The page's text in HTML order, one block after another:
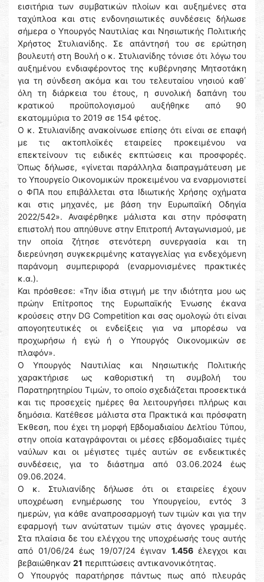
εισιτήρια των συμβατικών πλοίων και αυξημένες στα
ταχύπλοα και στις ενδονησιωτικές συνδέσεις δήλωσε
σήμερα ο Υπουργός Ναυτιλίας και Νησιωτικής Πολιτικής
Χρήστος Στυλιανίδης. Σε απάντησή του σε ερώτηση
βουλευτή στη Βουλή ο κ. Στυλιανίδης τόνισε ότι λόγω του
αυξημένου ενδιαφέροντος της κυβέρνησης Μητσοτάκη
για τη σύνδεση ακόμα και του τελευταίου νησιού καθ΄
όλη τη διάρκεια του έτους, η συνολική δαπάνη του
κρατικού προϋπολογισμού αυξήθηκε από 90
εκατομμύρια το 2019 σε 154 φέτος.
Ο κ. Στυλιανίδης ανακοίνωσε επίσης ότι είναι σε επαφή
με τις ακτοπλοϊκές εταιρείες προκειμένου να
επεκτείνουν τις ειδικές εκπτώσεις και προσφορές.
Όπως δήλωσε, «γίνεται παράλληλα διαπραγμάτευση με
το Υπουργείο Οικονομικών προκειμένου να εναρμονιστεί
ο ΦΠΑ που επιβάλλεται στα Ιδιωτικής Χρήσης οχήματα
και στις μηχανές, με βάση την Ευρωπαϊκή Οδηγία
2022/542». Αναφέρθηκε μάλιστα και στην πρόσφατη
επιστολή που απηύθυνε στην Επιτροπή Ανταγωνισμού, με
την οποία ζήτησε στενότερη συνεργασία και τη
διερεύνηση συγκεκριμένης καταγγελίας για ενδεχόμενη
παράνομη συμπεριφορά (εναρμονισμένες πρακτικές
κ.α.).
Και πρόσθεσε: «Την ίδια στιγμή με την ιδιότητα μου ως
πρώην Επίτροπος της Ευρωπαϊκής Ένωσης έκανα
κρούσεις στην DG Competition και σας ομολογώ ότι είναι
απογοητευτικές οι ενδείξεις για να μπορέσω να
προχωρήσω ή εγώ ή ο Υπουργός Οικονομικών σε
πλαφόν».
Ο Υπουργός Ναυτιλίας και Νησιωτικής Πολιτικής
χαρακτήρισε ως καθοριστική τη συμβολή του
Παρατηρητηρίου Τιμών, το οποίο σχεδιάζεται προσεκτικά
και τις προσεχείς ημέρες θα λειτουργήσει πλήρως και
δημόσια. Κατέθεσε μάλιστα στα Πρακτικά και πρόσφατη
Έκθεση, που έχει τη μορφή Εβδομαδιαίου Δελτίου Τύπου,
στην οποία καταγράφονται οι μέσες εβδομαδιαίες τιμές
ναύλων και οι μέγιστες τιμές αυτών σε ενδεικτικές
συνδέσεις, για το διάστημα από 03.06.2024 έως
09.06.2024.
Ο κ. Στυλιανίδης δήλωσε ότι οι εταιρείες έχουν
υποχρέωση ενημέρωσης του Υπουργείου, εντός 3
ημερών, για κάθε αναπροσαρμογή των τιμών και για την
εφαρμογή των ανώτατων τιμών στις άγονες γραμμές.
Στα πλαίσια δε του ελέγχου της υποχρέωσής τους αυτής
από 01/06/24 έως 19/07/24 έγιναν 1.456έλεγχοι και
βεβαιώθηκαν 21 περιπτώσεις αντικανονικότητας.
Ο Υπουργός παρατήρησε πάντως πως από πλευράς